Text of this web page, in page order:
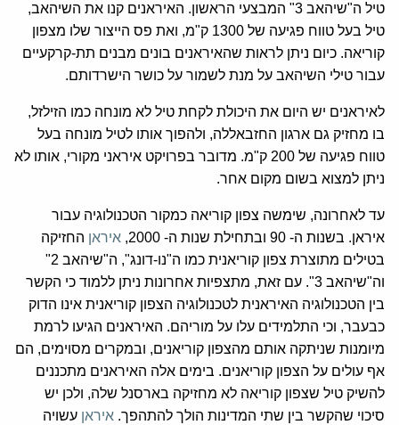
טיל ה"שיהאב 3" המבצעי הראשון. האיראנים קנו את השיהאב,
טיל בעל טווח פגיעה של 1300 ק"מ, ואת פס הייצור שלו מצפון
קוריאה. כיום ניתן לראות שהאיראנים בונים מבנים תת-קרקעיים
עבור טילי השיהאב על מנת לשמור על כושר הישרדותם.
לאיראנים יש היום את היכולת לקחת טיל לא מונחה כמו הזילזל,
בו מחזיק גם ארגון החזבאללה, ולהפוך אותו לטיל מונחה בעל
טווח פגיעה של 200 ק"מ. מדובר בפרויקט איראני מקורי, אותו לא
ניתן למצוא בשום מקום אחר.
עד לאחרונה, שימשה צפון קוריאה כמקור הטכנולוגיה עבור
איראן. בשנות ה- 90 ובתחילת שנות ה- 2000,
איראן החזיקה
בטילים מתוצרת צפון קוריאנית כמו ה"נו-דונג", ה"שיהאב 2"
וה"שיהאב 3". עם זאת, מתצפיות אחרונות ניתן ללמוד כי הקשר
בין הטכנולוגיה האיראנית לטכנולוגיה הצפון קוריאנית אינו הדוק
כבעבר, וכי התלמידים עלו על מוריהם. האיראנים הגיעו לרמת
מיומנות שניתקה אותם מהצפון קוריאנים, ובמקרים מסוימים, הם
אף עולים על הצפון קוריאנים. בימים אלה האיראנים מתכננים
להשיק טיל שצפון קוריאה לא מחזיקה בארסנל שלה, ולכן יש
סיכוי שהקשר בין שתי המדינות הולך להתהפך. איראן עשויה